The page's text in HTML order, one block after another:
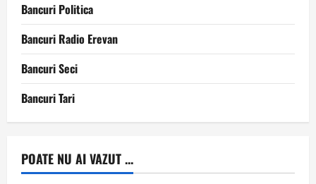
Bancuri Politica
Bancuri Radio Erevan
Bancuri Seci
Bancuri Tari
POATE NU AI VAZUT ...